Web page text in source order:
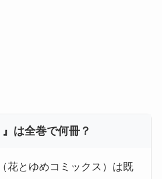
は全巻で何冊？
花とゆめコミックス）は既